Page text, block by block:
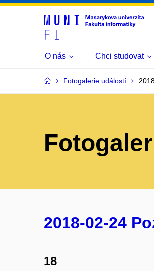
O nás Chci studovat
Fotogalerie událostí
2018-02-24
18